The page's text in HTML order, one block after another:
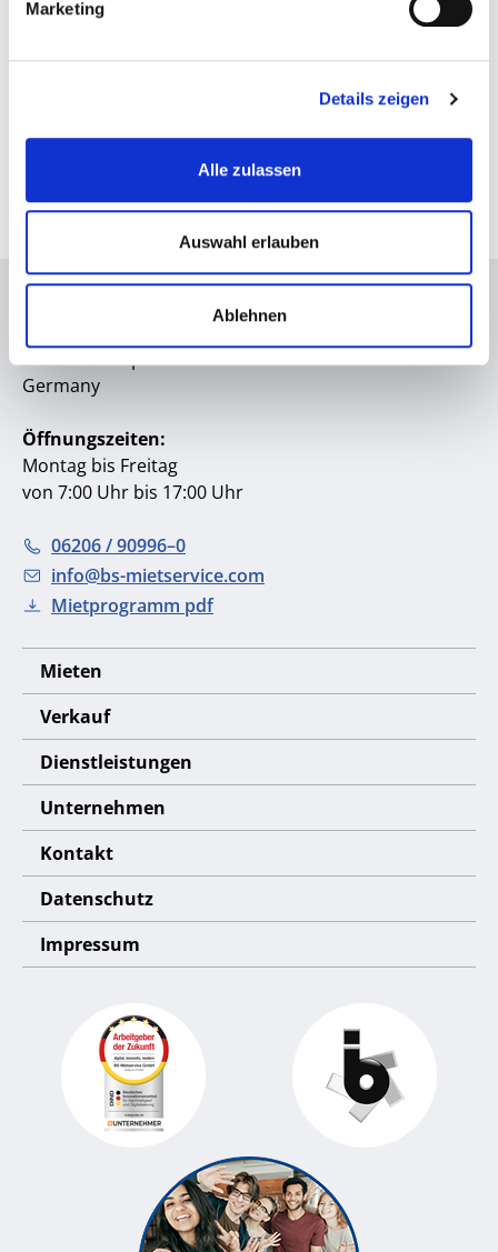
Marketing
Details zeigen
Alle zulassen
Auswahl erlauben
Ablehnen
D-68623 Lampertheim
Germany
Öffnungszeiten:
Montag bis Freitag
von 7:00 Uhr bis 17:00 Uhr
06206 / 90996–0
info@bs-mietservice.com
Mietprogramm pdf
Mieten
Verkauf
Dienstleistungen
Unternehmen
Kontakt
Datenschutz
Impressum